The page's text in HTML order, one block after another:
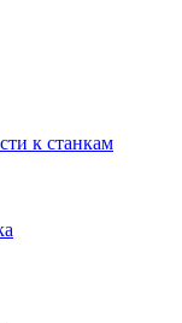
к станкам